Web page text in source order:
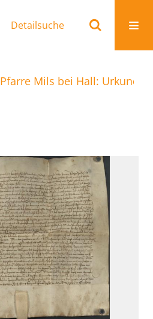
Detailsuche
Pfarre Mils bei Hall: Urkunden